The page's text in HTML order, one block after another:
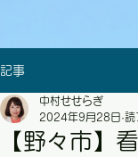
記事
【野々市】
中村せせらぎ
2024年9月28日 読